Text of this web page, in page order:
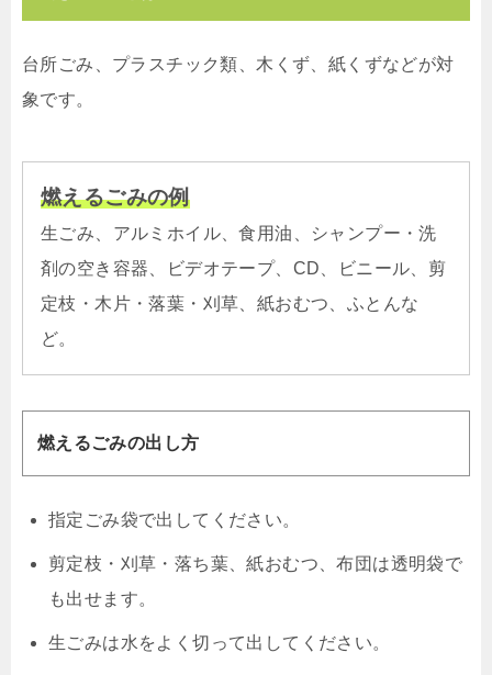
台所ごみ、プラスチック類、木くず、紙くずなどが対
象です。
燃えるごみの例
生ごみ、アルミホイル、食用油、シャンプー・洗
剤の空き容器、ビデオテープ、CD、ビニール、剪
定枝・木片・落葉・刈草、紙おむつ、ふとんな
ど。
燃えるごみの出し方
指定ごみ袋で出してください。
剪定枝・刈草・落ち葉、紙おむつ、布団は透明袋で
も出せます。
生ごみは水をよく切って出してください。